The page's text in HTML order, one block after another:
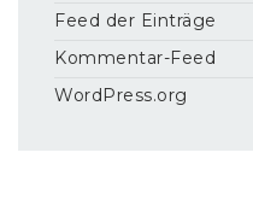
Feed der Einträge
Kommentar-Feed
WordPress.org